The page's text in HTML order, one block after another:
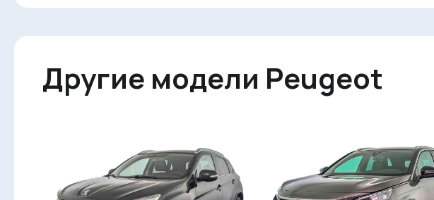
Другие модели Peugeot